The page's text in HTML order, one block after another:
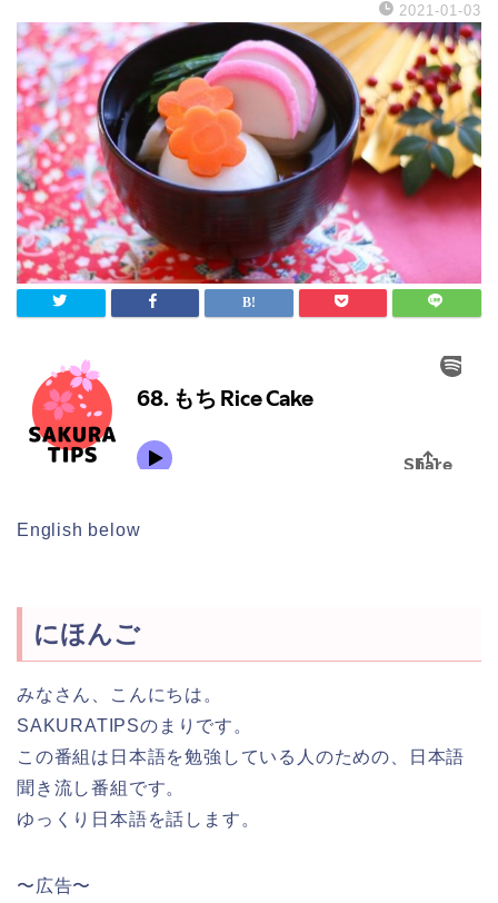
2021-01-03
English below
にほんご
みなさん、こんにちは。
SAKURATIPSのまりです。
この番組は日本語を勉強している人のための、日本語
聞き流し番組です。
ゆっくり日本語を話します。
〜広告〜